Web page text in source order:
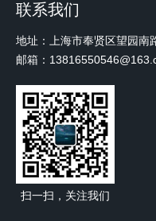
联系我们
邮箱：
扫一扫，关注我们